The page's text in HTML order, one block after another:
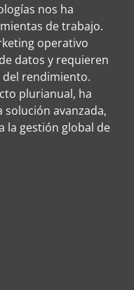
nos ha
de trabajo.
operativo
datos y requieren
rendimiento.
plurianual, ha
avanzada,
la gestión global de